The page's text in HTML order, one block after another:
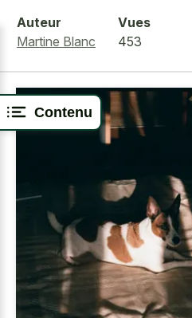
Contenu
Auteur
Martine Blanc
Vues
453